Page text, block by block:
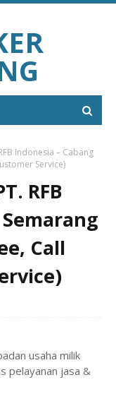
Indonesia – Cabang
Service)
RFB
Call
usaha milik
pelayanan jasa &